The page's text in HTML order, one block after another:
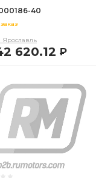
40
Ярославль
620.12 Р